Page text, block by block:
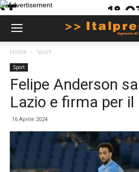
Home Sport
Sport
Felipe Anderson
Lazio e firma per il
16 Aprile 2024